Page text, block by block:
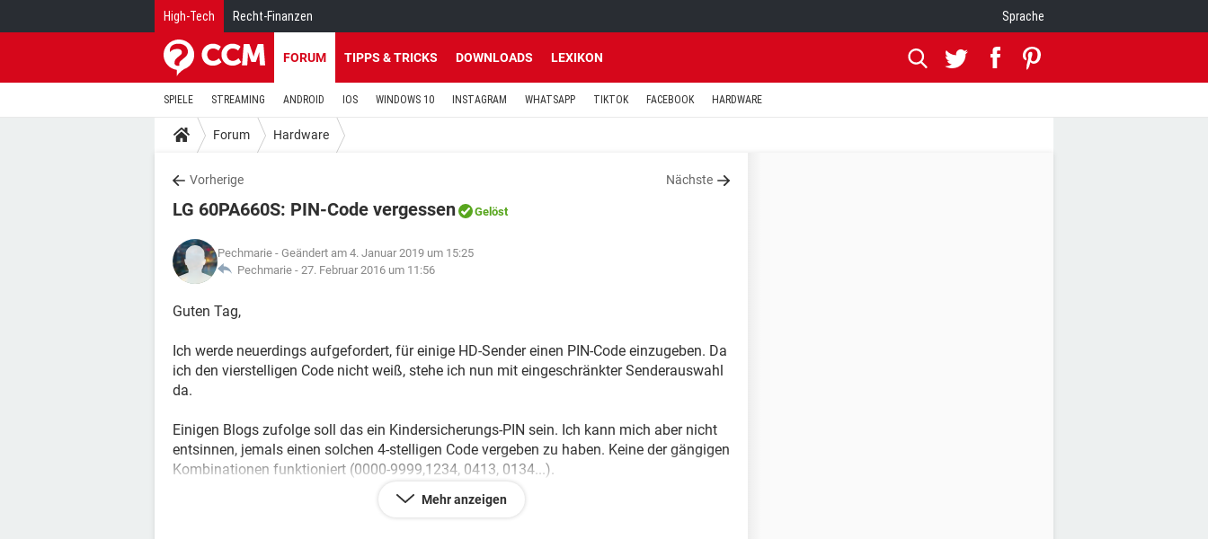
High-Tech Recht-Finanzen Sprache
FORUM TIPPS & TRICKS DOWNLOADS LEXIKON
SPIELE STREAMING ANDROID IOS WINDOWS 10 INSTAGRAM WHATSAPP TIKTOK FACEBOOK HARDWARE
Forum Hardware
Vorherige Nächste
LG 60PA660S: PIN-Code vergessen Gelöst
Pechmarie - Geändert am 4. Januar 2019 um 15:25
Pechmarie - 27. Februar 2016 um 11:56
Guten Tag,
Ich werde neuerdings aufgefordert, für einige HD-Sender einen PIN-Code einzugeben. Da
ich den vierstelligen Code nicht weiß, stehe ich nun mit eingeschränkter Senderauswahl
da.
Einigen Blogs zufolge soll das ein Kindersicherungs-PIN sein. Ich kann mich aber nicht
entsinnen, jemals einen solchen 4-stelligen Code vergeben zu haben. Keine der gängigen
Kombinationen funktioniert (0000-9999,1234, 0413, 0134...).
Zwischenzeitlich ist die Eingabemöglichkeit so blockiert, dass ich den "OK" Button nicht
Mehr anzeigen